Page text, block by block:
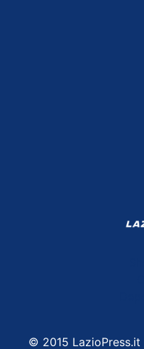
© 2015 LazioPress.it